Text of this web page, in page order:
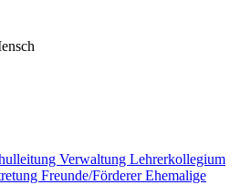
Verwaltung Lehrerkollegium
Freunde/FördererEhemalige